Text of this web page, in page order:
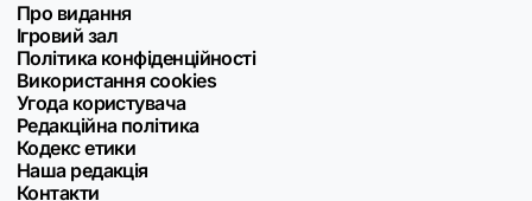
Про видання
Ігровий зал
Політика конфіденційності
Використання cookies
Угода користувача
Редакційна політика
Кодекс етики
Наша редакція
Контакти